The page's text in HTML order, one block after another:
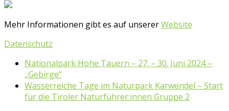
Mehr Informationen gibt es auf unsererWebsite
Datenschutz
Nationalpark Hohe Tauern – 27. – 30. Juni 2024 –
„Gebirge“
Wasserreiche Tage im Naturpark Karwendel – Start
für die Tiroler Naturführer:innen Gruppe 2